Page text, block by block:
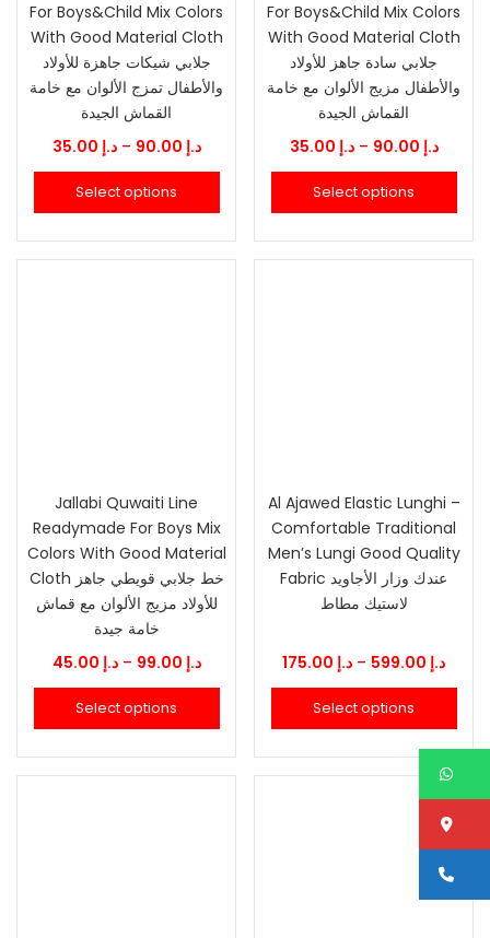
For Boys&Child Mix Colors
With Good Material Cloth
جلابي شيكات جاهزة للأولاد
والأطفال تمزج الألوان مع خامة
القماش الجيدة
د.إ – د.إPrice
range:
د.إ 90.00
Select options
For Boys&Child Mix Colors
With Good Material Cloth
جلابي سادة جاهز للأولاد
والأطفال مزيج الألوان مع خامة
القماش الجيدة
د.إ – د.إPrice
range:
Select options
Jallabi Quwaiti Line
Readymade For Boys Mix
Colors With Good Material
Cloth خط جلابي قويطي جاهز
للأولاد مزيج الألوان مع قماش
خامة جيدة
د.إ – د.إPrice
range:
د.إ 99.00
Select options
Al Ajawed Elastic Lunghi –
Comfortable Traditional
Men’s Lungi Good Quality
Fabric عندك وزار الأجاويد
لاستيك مطاط
د.إ – د.إPrice
Select options